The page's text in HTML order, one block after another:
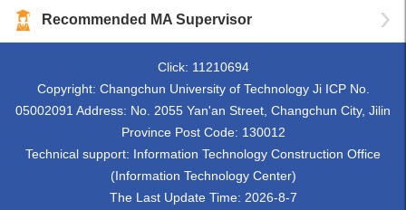
Recommended MA Supervisor
Click: 11210694
Copyright: Changchun University of Technology Ji ICP No.
05002091 Address: No. 2055 Yan'an Street, Changchun City, Jilin
Province Post Code: 130012
Technical support: Information Technology Construction Office
(Information Technology Center)
The Last Update Time: 2026-8-7